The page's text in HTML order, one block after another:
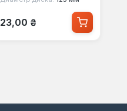
Обычная цена:
23,00 ₴